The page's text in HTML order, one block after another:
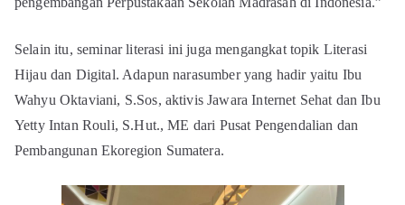
Selain itu, seminar literasi ini juga mengangkat topik Literasi
Hijau dan Digital. Adapun narasumber yang hadir yaitu Ibu
Wahyu Oktaviani, S.Sos, aktivis Jawara Internet Sehat dan Ibu
Yetty Intan Rouli, S.Hut., ME dari Pusat Pengendalian dan
Pembangunan Ekoregion Sumatera.